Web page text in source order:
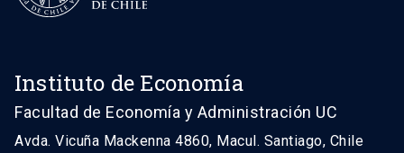
Instituto de Economía
Facultad de Economía y Administración UC
Avda. Vicuña Mackenna 4860, Macul. Santiago, Chile